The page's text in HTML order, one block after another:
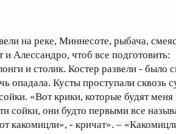
на реке, Миннесоте, рыбача,
и Алессандро, чтоб все подготовить:
и столик. Костер развели - было
опадала. Кусты проступали сквозь
«Вот крики, которые будят меня
сойки, они будто первыми все
какомицли», - кричат». –